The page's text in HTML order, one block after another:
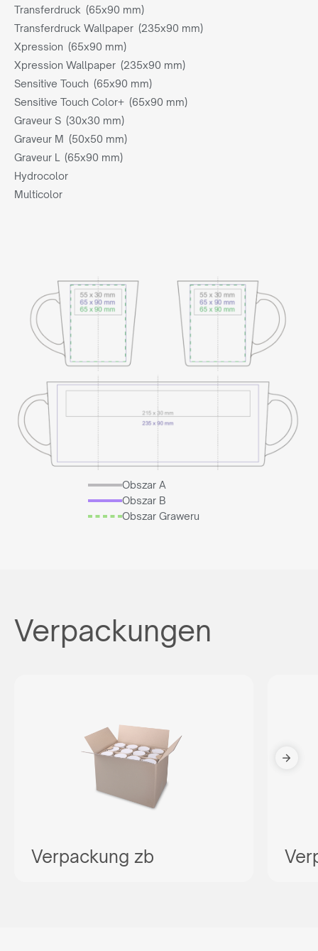
Transferdruck (65x90 mm)
Transferdruck Wallpaper (235x90 mm)
Xpression (65x90 mm)
Xpression Wallpaper (235x90 mm)
Sensitive Touch (65x90 mm)
Sensitive Touch Color+ (65x90 mm)
Graveur S (30x30 mm)
Graveur M (50x50 mm)
Graveur L (65x90 mm)
Hydrocolor
Multicolor
Obszar A
Obszar B
Obszar Graweru
Verpackungen
Verpackung zb